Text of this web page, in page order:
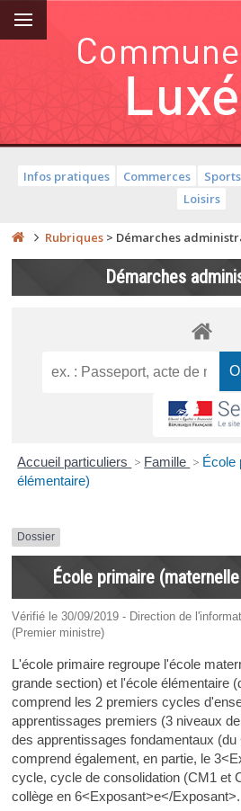
Infos pratiques Commerces Sports
Loisirs
Rubriques > Démarches
Démarches
Accueil particuliers > Famille > École
élémentaire)
Dossier
École primaire
Vérifié le 30/09/2019 - Direction de
(Premier ministre)
L'école primaire regroupe l'école
grande section) et l'école élémentaire
comprend les 2 premiers cycles
apprentissages premiers (3 niveaux
des apprentissages fondamentaux
comprend également, en partie, le
cycle, cycle de consolidation (CM1 et
collège en 6<Exposant>e</Exposant>.